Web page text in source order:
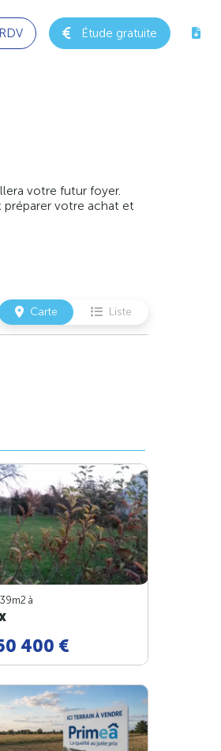
Étude gratuite
votre futur foyer.
préparer votre achat et
Carte Liste
2 à
400 €